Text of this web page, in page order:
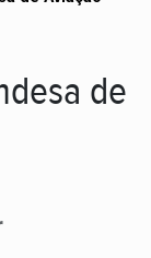
de